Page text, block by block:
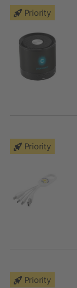
Priority
Priority
Priority